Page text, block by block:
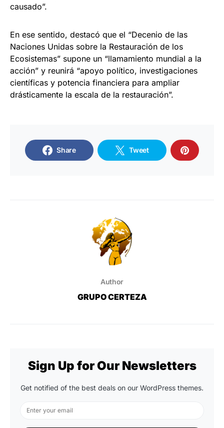
causado”.
En ese sentido, destacó que el “Decenio de las
Naciones Unidas sobre la Restauración de los
Ecosistemas” supone un “llamamiento mundial a la
acción” y reunirá “apoyo político, investigaciones
científicas y potencia financiera para ampliar
drásticamente la escala de la restauración”.
Share Tweet
Author
GRUPO CERTEZA
Sign Up for Our Newsletters
Get notified of the best deals on our WordPress themes.